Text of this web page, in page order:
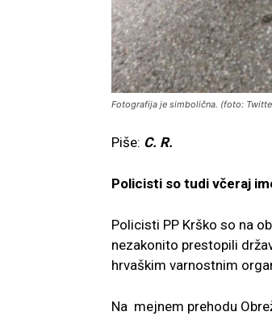
Fotografija je simbolična. (foto:
Piše: C. R.
Policisti so tudi včeraj
Policisti PP Krško so na
nezakonito prestopili
hrvaškim varnostnim
Na mejnem prehodu